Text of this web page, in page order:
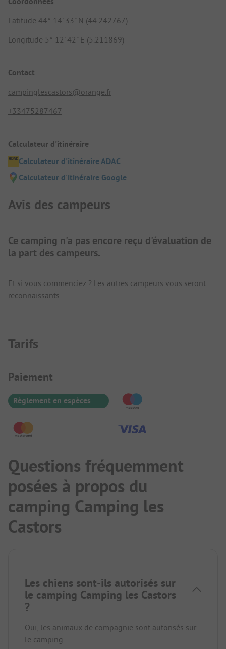
Latitude 44° 14' 33" N (44.242767)
Longitude 5° 12' 42" E (5.211869)
Contact
campinglescastors@orange.fr
+33475287467
Calculateur d'itinéraire
Calculateur d'itinéraire ADAC
Calculateur d'itinéraire Google
Avis des campeurs
Ce camping n'a pas encore reçu d'évaluation de
la part des campeurs.
Et si vous commenciez ? Les autres campeurs vous seront
reconnaissants.
Tarifs
Informations de paiement
Paiement
Règlement en espèces
Questions fréquemment
posées à propos du
camping Camping les
Castors
Les chiens sont-ils autorisés sur
le camping Camping les Castors
?
Oui, les animaux de compagnie sont autorisés sur
le camping.